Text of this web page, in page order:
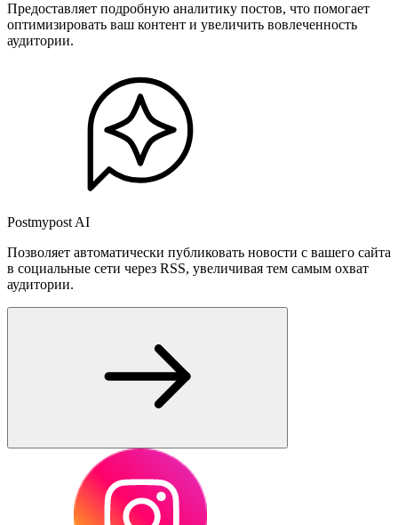
Предоставляет подробную аналитику постов, что помогает
оптимизировать ваш контент и увеличить вовлеченность
аудитории.
Postmypost AI
Позволяет автоматически публиковать новости с вашего сайта
в социальные сети через RSS, увеличивая тем самым охват
аудитории.